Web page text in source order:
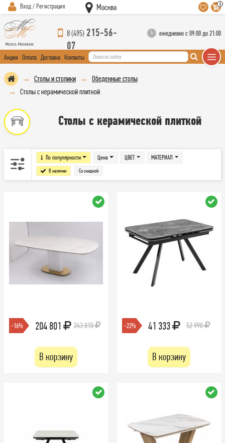
Вход / Регистрация Москва 0
8 (495) 215-56-
07
ежедневно с 09:00 до 21:00
Акции Оплата Доставка Контакты
Столы и столики
Обеденные столы
Столы с керамической плиткой
Столы с керамической плиткой
По популярности Цена
В наличии Со скидкой
ЦВЕТ МАТЕРИАЛ
-16% 204 801 243 810
В корзину
-22% 41 333 52 990
В корзину